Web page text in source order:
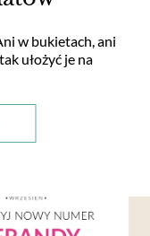
w bukietach, ani
ułożyć je na